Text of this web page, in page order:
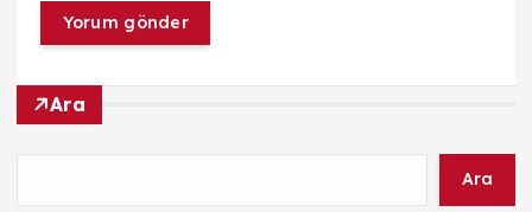
Ara
Ara